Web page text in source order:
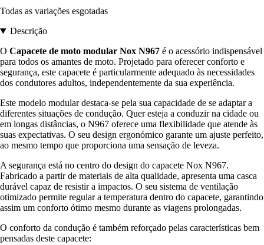
Todas as variações esgotadas
Descrição
O Capacete de moto modular Nox N967 é o acessório indispensável
para todos os amantes de moto. Projetado para oferecer conforto e
segurança, este capacete é particularmente adequado às necessidades
dos condutores adultos, independentemente da sua experiência.
Este modelo modular destaca-se pela sua capacidade de se adaptar a
diferentes situações de condução. Quer esteja a conduzir na cidade ou
em longas distâncias, o N967 oferece uma flexibilidade que atende às
suas expectativas. O seu design ergonómico garante um ajuste perfeito,
ao mesmo tempo que proporciona uma sensação de leveza.
A segurança está no centro do design do capacete Nox N967.
Fabricado a partir de materiais de alta qualidade, apresenta uma casca
durável capaz de resistir a impactos. O seu sistema de ventilação
otimizado permite regular a temperatura dentro do capacete, garantindo
assim um conforto ótimo mesmo durante as viagens prolongadas.
O conforto da condução é também reforçado pelas características bem
pensadas deste capacete: